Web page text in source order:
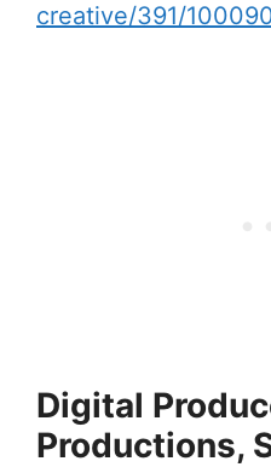
creative/391/
Digital
Productions,